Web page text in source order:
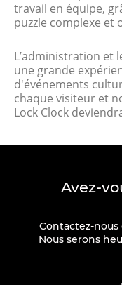
travail en équipe,
puzzle complexe
L’administration et
une grande
d'événements
chaque visiteur et
Lock Clock
Avez-
Contactez-
Nous serons